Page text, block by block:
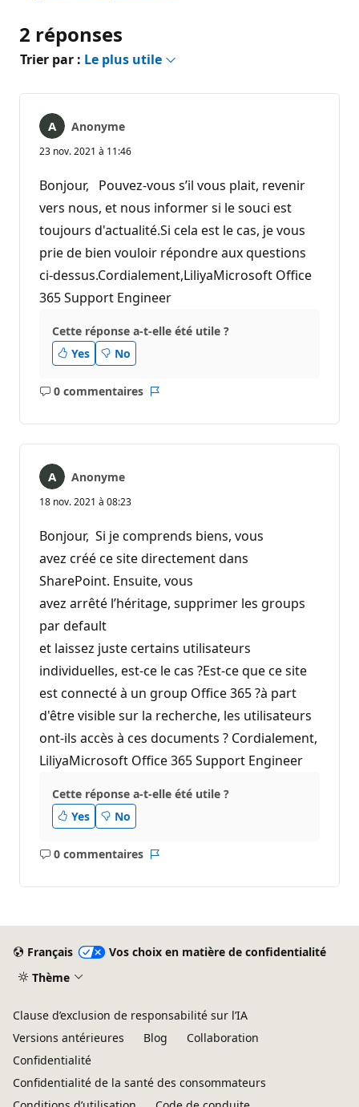
2 réponses
Trier par : Le plus utile
Anonyme
23 nov. 2021 à 11:46
Bonjour, Pouvez-vous s’il vous plait, revenir
vers nous, et nous informer si le souci est
toujours d'actualité.Si cela est le cas, je vous
prie de bien vouloir répondre aux questions
ci-dessus.Cordialement,LiliyaMicrosoft Office
365 Support Engineer
Cette réponse a-t-elle été utile ?
Yes
No
0 commentaires
Aucun
Anonyme
18 nov. 2021 à 08:23
Bonjour, Si je comprends biens, vous
avez créé ce site directement dans
SharePoint. Ensuite, vous
avez arrêté l’héritage, supprimer les groups
par default
et laissez juste certains utilisateurs
individuelles, est-ce le cas ?Est-ce que ce site
est connecté à un group Office 365 ?à part
d'être visible sur la recherche, les utilisateurs
ont-ils accès à ces documents ? Cordialement,
LiliyaMicrosoft Office 365 Support Engineer
Cette réponse a-t-elle été utile ?
Yes
No
0 commentaires
Aucun
Français
Vos choix en matière de confidentialité
Thème
Clause d’exclusion de responsabilité sur l’IA
Versions antérieures
Blog
Collaboration
Confidentialité
Confidentialité de la santé des consommateurs